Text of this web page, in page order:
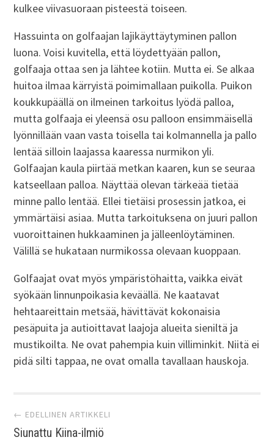
kulkee viivasuoraan pisteestä toiseen.
Hassuinta on golfaajan lajikäyttäytyminen pallon
luona. Voisi kuvitella, että löydettyään pallon,
golfaaja ottaa sen ja lähtee kotiin. Mutta ei. Se alkaa
huitoa ilmaa kärryistä poimimallaan puikolla. Puikon
koukkupäällä on ilmeinen tarkoitus lyödä palloa,
mutta golfaaja ei yleensä osu palloon ensimmäisellä
lyönnillään vaan vasta toisella tai kolmannella ja pallo
lentää silloin laajassa kaaressa nurmikon yli.
Golfaajan kaula piirtää metkan kaaren, kun se seuraa
katseellaan palloa. Näyttää olevan tärkeää tietää
minne pallo lentää. Ellei tietäisi prosessin jatkoa, ei
ymmärtäisi asiaa. Mutta tarkoituksena on juuri pallon
vuoroittainen hukkaaminen ja jälleenlöytäminen.
Välillä se hukataan nurmikossa olevaan kuoppaan.
Golfaajat ovat myös ympäristöhaitta, vaikka eivät
syökään linnunpoikasia keväällä. Ne kaatavat
hehtaareittain metsää, hävittävät kokonaisia
pesäpuita ja autioittavat laajoja alueita sieniltä ja
mustikoilta. Ne ovat pahempia kuin villiminkit. Niitä ei
pidä silti tappaa, ne ovat omalla tavallaan hauskoja.
Artikkelien
← EDELLINEN ARTIKKELI
Siunattu Kiina-ilmiö